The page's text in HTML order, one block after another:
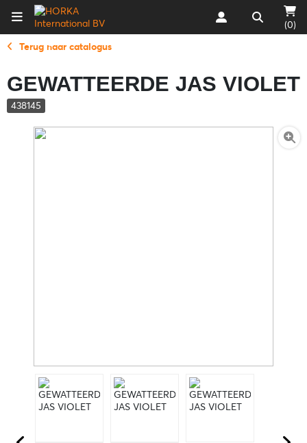
(0)
Terug naar catalogus
GEWATTEERDE JAS VIOLET
438145